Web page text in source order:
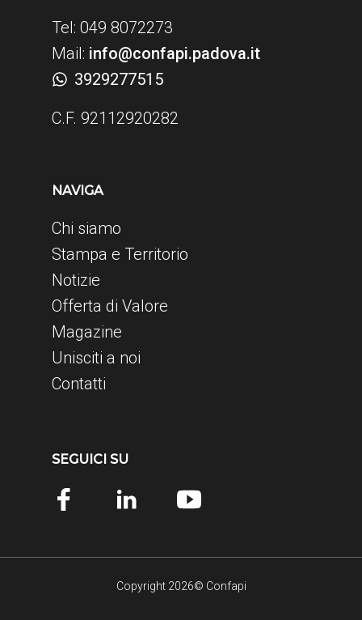
Tel: 049 8072273
Mail: info@confapi.padova.it
3929277515
C.F. 92112920282
NAVIGA
Chi siamo
Stampa e Territorio
Notizie
Offerta di Valore
Magazine
Unisciti a noi
Contatti
SEGUICI SU
Copyright 2026© Confapi